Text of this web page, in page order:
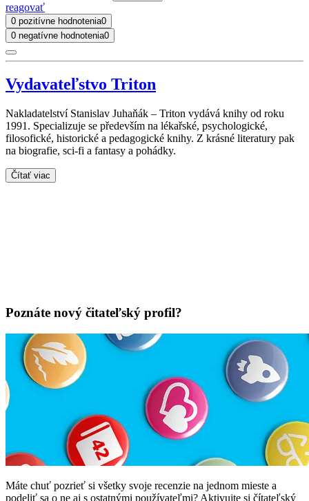
reagovať
0 pozitívne hodnotenia0
0 negatívne hodnotenia0
Vydavateľstvo Triton
Nakladatelství Stanislav Juhaňák – Triton vydává knihy od roku
1991. Specializuje se především na lékařské, psychologické,
filosofické, historické a pedagogické knihy. Z krásné literatury pak
na biografie, sci-fi a fantasy a pohádky.
Čítať viac
Poznáte nový čitateľský profil?
Máte chuť pozrieť si všetky svoje recenzie na jednom mieste a
podeliť sa o ne aj s ostatnými používateľmi? Aktivujte si čítateľský